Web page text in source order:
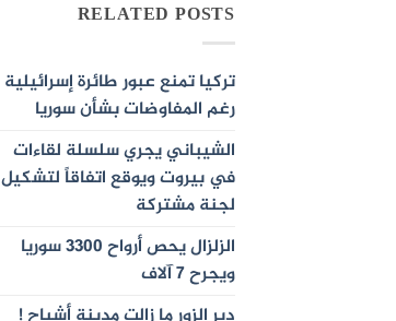
RELATED POSTS
تركيا تمنع عبور طائرة إسرائيلية
رغم المفاوضات بشأن سوريا
الشيباني يجري سلسلة لقاءات
في بيروت ويوقع اتفاقاً لتشكيل
لجنة مشتركة
الزلزال يحص أرواح 3300 سوريا
ويجرح 7 آلاف